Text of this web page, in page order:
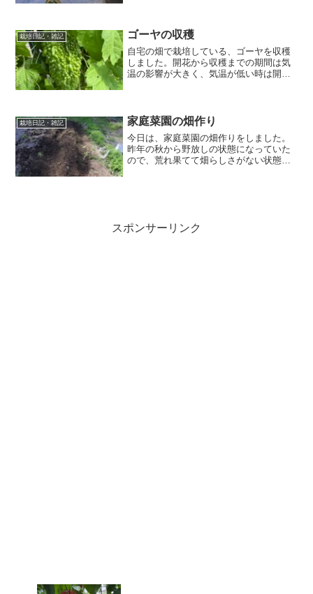
花がついたら、その先...
栽培日記・雑記 ゴーヤの収穫
自宅の畑で栽培している、ゴーヤを収穫
しました。開花から収穫までの期間は気
温の影響が大きく、気温が低い時は開花
で、できるだけ早く収...
栽培日記・雑記 家庭菜園の畑作り
今日は、家庭菜園の畑作りをしました。
昨年の秋から野放しの状態になっていた
ので、荒れ果てて畑らしさがない状態で
スポンサーリンク